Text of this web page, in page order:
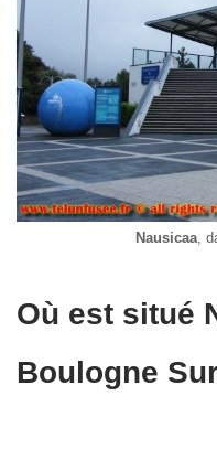
Nausicaa ,
Où est situé
Boulogne